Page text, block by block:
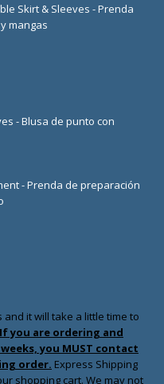
Skirt & Sleeves - Prenda
mangas
- Blusa de punto con
- Prenda de preparación
it will take a little time to
If you are ordering and
you MUST contact
order. Express Shipping
shopping cart. We may not